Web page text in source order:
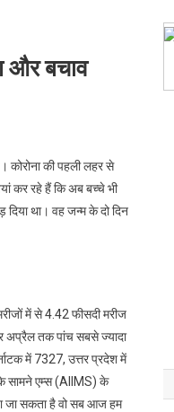
और बचाव
कोरोना की पहली लहर से
कर रहे हैं कि अब बच्चे भी
था। वह जन्म के दो दिन
में से 4.42 फीसदी मरीज
अप्रैल तक पांच सबसे ज्यादा
में 7327, उत्तर प्रदेश में
सामने एम्स (AIIMS) के
जा सकता है वो सब आज हम